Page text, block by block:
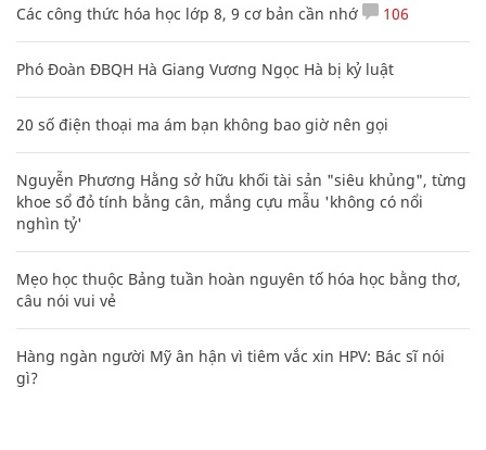
Các công thức hóa học lớp 8, 9 cơ bản cần nhớ 106
Phó Đoàn ĐBQH Hà Giang Vương Ngọc Hà bị kỷ luật
20 số điện thoại ma ám bạn không bao giờ nên gọi
Nguyễn Phương Hằng sở hữu khối tài sản "siêu khủng", từng
khoe sổ đỏ tính bằng cân, mắng cựu mẫu 'không có nổi
nghìn tỷ'
Mẹo học thuộc Bảng tuần hoàn nguyên tố hóa học bằng thơ,
câu nói vui vẻ
Hàng ngàn người Mỹ ân hận vì tiêm vắc xin HPV: Bác sĩ nói
gì?